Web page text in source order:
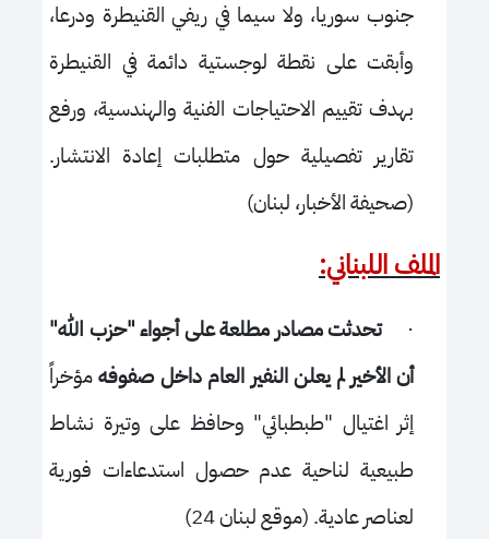
جنوب سوريا، ولا سيما في ريفي القنيطرة ودرعا،
وأبقت على نقطة لوجستية دائمة في القنيطرة
بهدف تقييم الاحتياجات الفنية والهندسية، ورفع
تقارير تفصيلية حول متطلبات إعادة الانتشار.
(صحيفة الأخبار، لبنان)
الملف اللبناني:
·تحدثت مصادر مطلعة على أجواء "حزب الله"
أن الأخير لم يعلن النفير العام داخل صفوفهمؤخراً
إثر اغتيال "طبطبائي" وحافظ على وتيرة نشاط
طبيعية لناحية عدم حصول استدعاءات فورية
لعناصر عادية. (موقع لبنان 24)